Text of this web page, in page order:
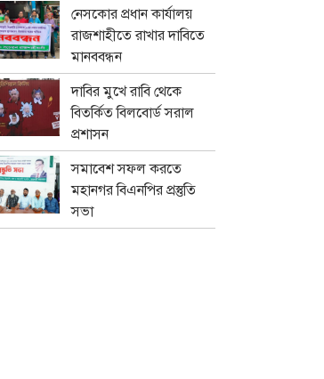
নেসকোর প্রধান কার্যালয়
রাজশাহীতে রাখার দাবিতে
মানববন্ধন
দাবির মুখে রাবি থেকে
বিতর্কিত বিলবোর্ড সরাল
প্রশাসন
সমাবেশ সফল করতে
মহানগর বিএনপির প্রস্তুতি
সভা